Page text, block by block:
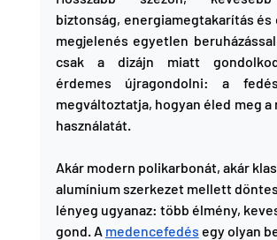
biztonság, energiamegtakarítás és
megjelenés egyetlen
csak a dizájn miatt
érdemes újragondolni: a
megváltoztatja, hogyan éled meg a
használatát.
Akár modern polikarbonát, akár
alumínium szerkezet mellett
lényeg ugyanaz: több élmény,
gond. A medencefedés egy olyan